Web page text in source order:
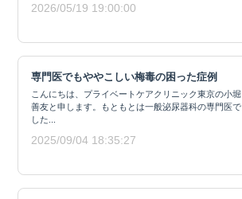
2026/05/19 19:00:00
専門医でもややこしい梅毒の困った症例
こんにちは、プライベートケアクリニック東京の小堀
善友と申します。もともとは一般泌尿器科の専門医で
した...
2025/09/04 18:35:27